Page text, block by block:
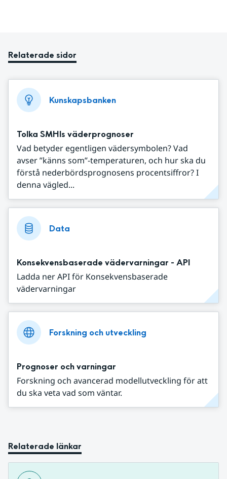
Relaterade sidor
Kunskapsbanken
Tolka SMHIs väderprognoser
Vad betyder egentligen vädersymbolen? Vad
avser ”känns som”-temperaturen, och hur ska du
förstå nederbördsprognosens procentsiffror? I
denna vägled...
Data
Konsekvensbaserade vädervarningar - API
Ladda ner API för Konsekvensbaserade
vädervarningar
Forskning och utveckling
Prognoser och varningar
Forskning och avancerad modellutveckling för att
du ska veta vad som väntar.
Relaterade länkar